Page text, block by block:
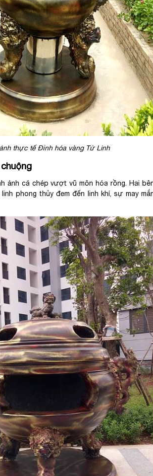
thực tế Đỉnh hóa vàng Tứ Linh
ảnh cá chép vượt vũ môn hóa rồng. Hai
phong thủy đem đến linh khí, sự may